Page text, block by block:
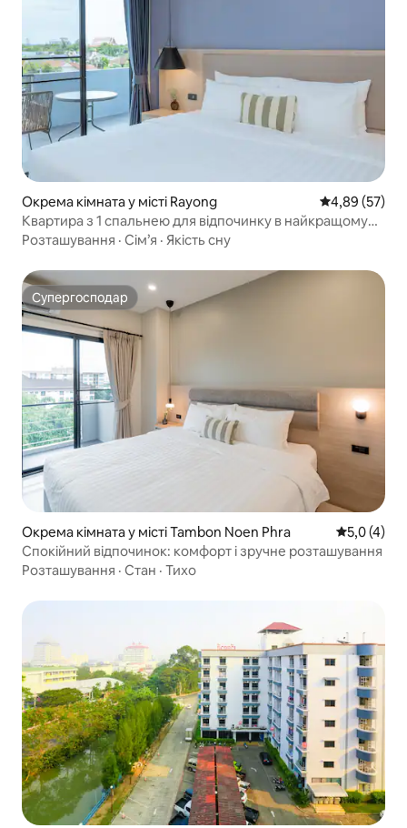
Окрема кімната у місті Rayong Середня
4,89 (57)
Квартира з 1 спальнею для відпочинку в найкращому
місці
Розташування · Сім’я · Якість сну
Супергосподар
Супергосподар
Окрема кімната у місті Tambon Noen Phra Середня
5,0 (4)
Спокійний відпочинок: комфорт і зручне розташування
Розташування · Стан · Тихо